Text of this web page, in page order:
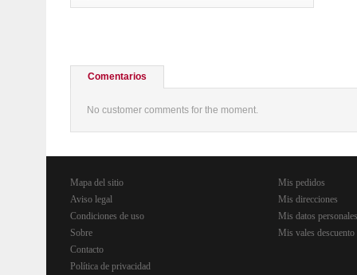
Comentarios
No customer comments for the moment.
Mapa del sitio
Aviso legal
Condiciones de uso
Sobre
Contacto
Política de privacidad
Mis pedidos
Mis direcciones
Mis datos personales
Mis vales descuento